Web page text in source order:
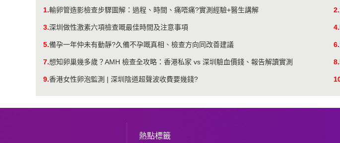
1.輸卵管造影檢查步驟圖解：過程、時間、痛唔痛?實測經驗+醫生講解 2.
3.深圳做性激素六項檢查嘅最佳時間及注意事項 4.
5.備孕一年仲未有動靜?久備不孕嘅真相、檢查方向同改善建議 6.
7.想知卵巢幾多歲？AMH 檢查全攻略：香港私家 vs 深圳驗血價錢、報告解讀實測 8.
9.香港女性卵泡監測 | 深圳陰道超聲波收費要幾錢?
熱點標籤